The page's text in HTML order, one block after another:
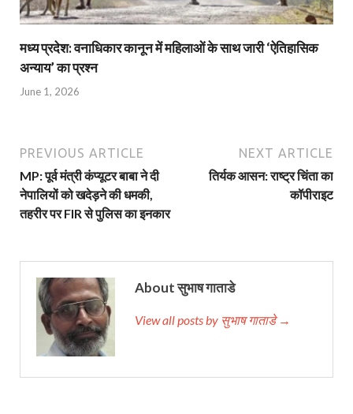
मध्य प्रदेश: वनाधिकार कानून में महिलाओं के साथ जारी ‘ऐतिहासिक
अन्याय’ का प्रश्न
June 1, 2026
PREVIOUS ARTICLE
MP: पूर्व मंत्री कंप्यूटर बाबा ने दी
नेपालियों को खदेड़ने की धमकी,
तहरीर पर FIR से पुलिस का इनकार
NEXT ARTICLE
तिर्यक आसन: राष्ट्र चिंता का
कॉपीराइट
About सुभाष गाताडे
View all posts by सुभाष गाताडे →